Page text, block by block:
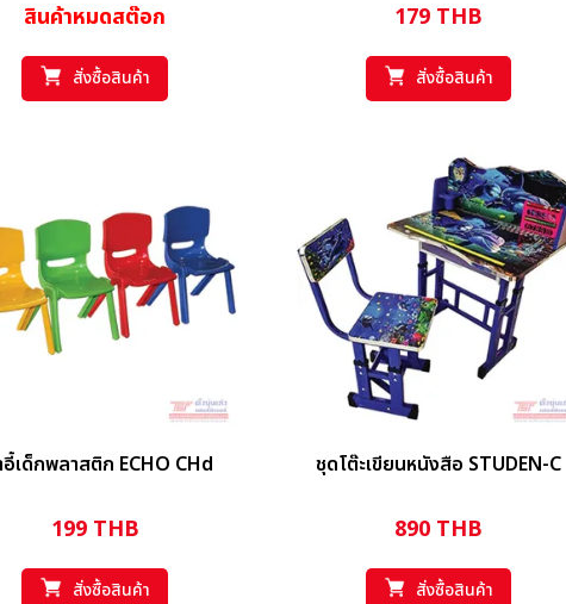
สินค้าหมดสต๊อก
สั่งซื้อสินค้า
179 THB
สั่งซื้อสินค้า
อี้เด็กพลาสติก ECHO CHd
199 THB
สั่งซื้อสินค้า
ชุดโต๊ะเขียนหนังสือ STUDEN-C
890 THB
สั่งซื้อสินค้า